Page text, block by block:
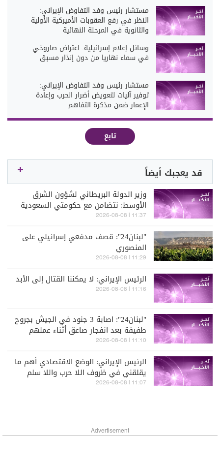
مستشار رئيس وفد التفاوض الإيراني:
النظر في رفع العقوبات الأميركية الأولية
والثانوية في المرحلة النهائية
وسائل إعلام إسرائيلية: اعتراض صاروخي
في سماء نهاريا من دون إنذار مسبق
مستشار رئيس وفد التفاوض الإيراني:
توفير آليات لتعويض أضرار الحرب وإعادة
الإعمار ضمن مذكرة التفاهم
تابع
قد يعجبك أيضاً
وزير الدولة البريطاني لشؤون الشرق
الأوسط: نتضامن مع حكومتي السعودية
واليمن في مواجهة الحوثيين
11:37 | 2026-08-08
"لبنان24": قصف مدفعي إسرائيلي على
المنصوري
11:29 | 2026-08-08
الرئيس الإيراني: لا يمكننا القتال إلى الأبد
11:16 | 2026-08-08
"لبنان24": اصابة 3 جنود في الجيش بجروح
طفيفة بعد انفجار صاعق أثناء عملهم
على تفكيك ذخائر في بلدة زوطر الغربية
11:10 | 2026-08-08
الرئيس الإيراني: الوضع الاقتصادي أهم ما
يقلقني في ظروف اللا حرب واللا سلم
11:07 | 2026-08-08
Advertisement